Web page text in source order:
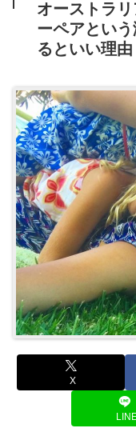
オーストラ
ーペアとい
るといい理
X